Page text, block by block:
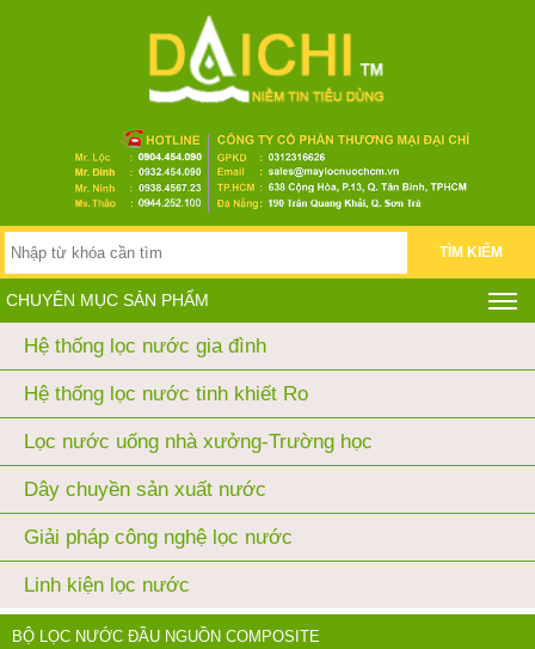
TÌM KIẾM
CHUYÊN MỤC SẢN PHẨM
Hệ thống lọc nước gia đình
Hệ thống lọc nước tinh khiết Ro
Lọc nước uống nhà xưởng-Trường học
Dây chuyền sản xuất nước
Giải pháp công nghệ lọc nước
Linh kiện lọc nước
BỘ LỌC NƯỚC ĐẦU NGUỒN COMPOSITE